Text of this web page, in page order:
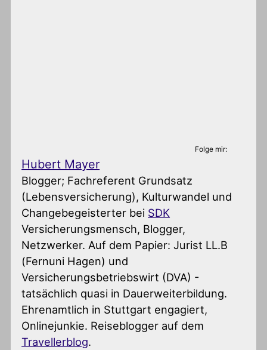
Folge mir:
Hubert Mayer
Blogger; Fachreferent Grundsatz
(Lebensversicherung), Kulturwandel und
Changebegeisterter bei SDK
Versicherungsmensch, Blogger,
Netzwerker. Auf dem Papier: Jurist LL.B
(Fernuni Hagen) und
Versicherungsbetriebswirt (DVA) -
tatsächlich quasi in Dauerweiterbildung.
Ehrenamtlich in Stuttgart engagiert,
Onlinejunkie. Reiseblogger auf dem
Travellerblog.